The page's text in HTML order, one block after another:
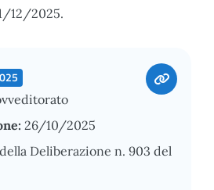
12/2025.
26/10/2025
Deliberazione n. 903 del